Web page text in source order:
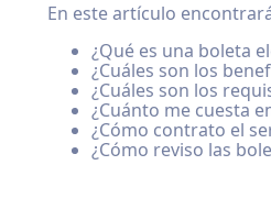
En este artículo
¿Qué es una boleta
¿Cuáles son los
¿Cuáles son los
¿Cuánto me cuesta
¿Cómo contrato el
¿Cómo reviso las